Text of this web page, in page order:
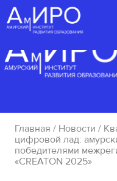
Главная / Новости /
цифровой лад:
победителями
«CREATON 2025»